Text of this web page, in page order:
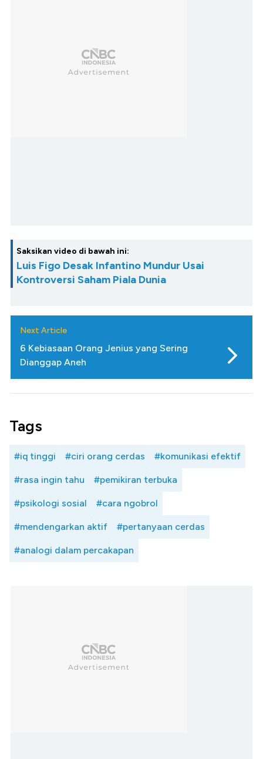
Saksikan video di bawah ini:
Luis Figo Desak Infantino Mundur Usai
Kontroversi Saham Piala Dunia
Next Article
6 Kebiasaan Orang Jenius yang Sering
Dianggap Aneh
Tags
#iq tinggi #ciri orang cerdas #komunikasi efektif
#rasa ingin tahu #pemikiran terbuka
#psikologi sosial #cara ngobrol
#mendengarkan aktif #pertanyaan cerdas
#analogi dalam percakapan